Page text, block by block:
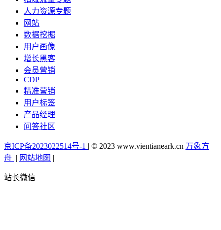
人力资源专题
网站
数据挖掘
用户画像
增长黑客
会员营销
CDP
精准营销
用户标签
产品经理
问答社区
京ICP备2023022514号-1 | © 2023 www.vientianeark.cn 万象方
舟 | 网站地图 |
站长微信